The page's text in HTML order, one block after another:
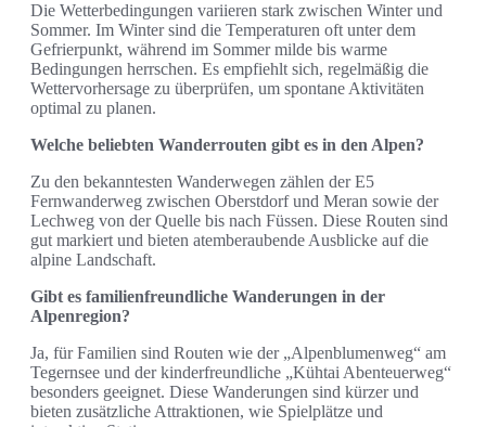
Die Wetterbedingungen variieren stark zwischen Winter und
Sommer. Im Winter sind die Temperaturen oft unter dem
Gefrierpunkt, während im Sommer milde bis warme
Bedingungen herrschen. Es empfiehlt sich, regelmäßig die
Wettervorhersage zu überprüfen, um spontane Aktivitäten
optimal zu planen.
Welche beliebten Wanderrouten gibt es in den Alpen?
Zu den bekanntesten Wanderwegen zählen der E5
Fernwanderweg zwischen Oberstdorf und Meran sowie der
Lechweg von der Quelle bis nach Füssen. Diese Routen sind
gut markiert und bieten atemberaubende Ausblicke auf die
alpine Landschaft.
Gibt es familienfreundliche Wanderungen in der
Alpenregion?
Ja, für Familien sind Routen wie der „Alpenblumenweg“ am
Tegernsee und der kinderfreundliche „Kühtai Abenteuerweg“
besonders geeignet. Diese Wanderungen sind kürzer und
bieten zusätzliche Attraktionen, wie Spielplätze und